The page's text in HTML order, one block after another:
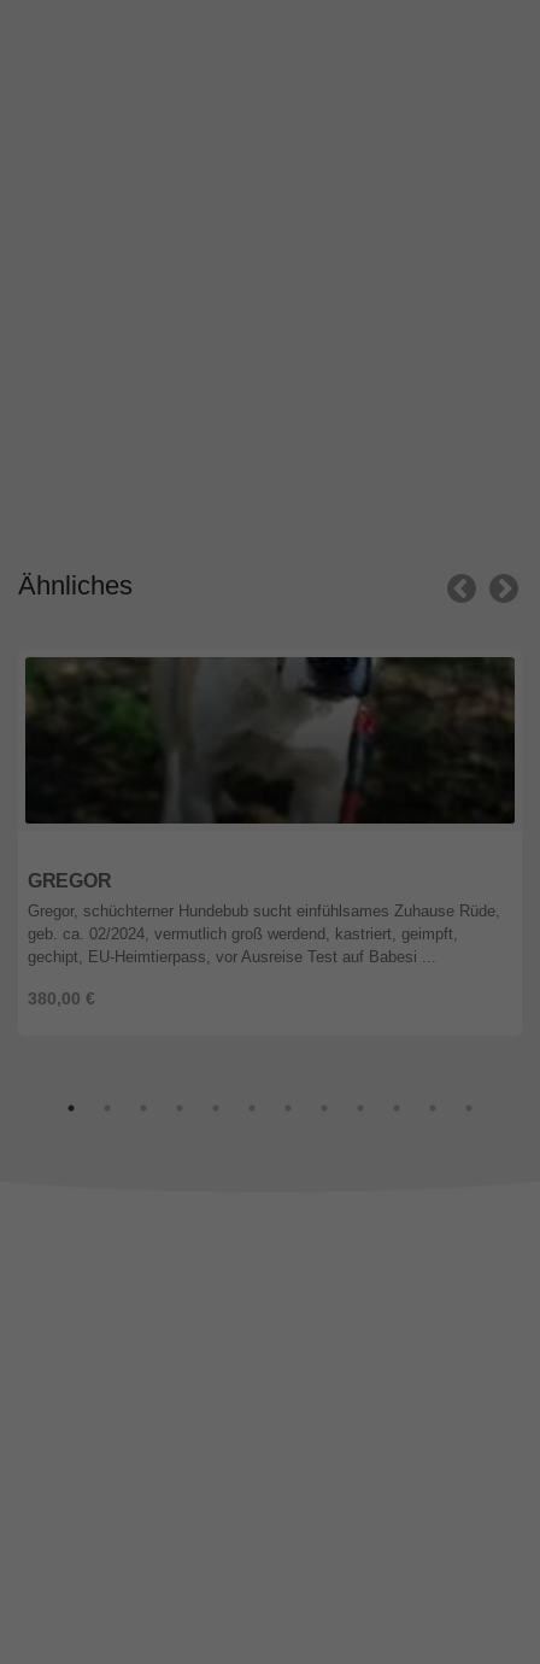
Ähnliches
GREGOR
380,00 €
Gregor, schüchterner Hundebub sucht einfühlsames Zuhause Rüde,
geb. ca. 02/2024, vermutlich groß werdend, kastriert, geimpft,
gechipt, EU-Heimtierpass, vor Ausreise Test auf Babesi ...